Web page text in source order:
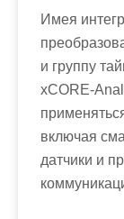
Имея
и группу
xCORE-
включая
датчики и